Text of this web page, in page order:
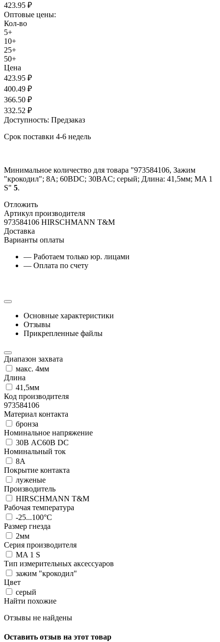
423.95 ₽
Оптовые цены:
Кол-во
5+
10+
25+
50+
Цена
423.95 ₽
400.49 ₽
366.50 ₽
332.52 ₽
Доступность: Предзаказ
Срок поставки 4-6 недель
Минимальное количество для товара "973584106, Зажим
"крокодил"; 8А; 60ВDC; 30ВAC; серый; Длина: 41,5мм; MA 1
S" 5.
Отложить
Артикул производителя
973584106 HIRSCHMANN T&M
Доставка
Варианты оплаты
— Работаем только юр. лицами
— Оплата по счету
Основные характеристики
Отзывы
Прикрепленные файлы
Диапазон захвата
макс. 4мм
Длина
41,5мм
Код производителя
973584106
Материал контакта
бронза
Номинальное напряжение
30В AC60В DC
Номинальный ток
8А
Покрытие контакта
луженые
Производитель
HIRSCHMANN T&M
Рабочая температура
-25...100°C
Размер гнезда
2мм
Серия производителя
MA 1 S
Тип измерительных аксессуаров
зажим "крокодил"
Цвет
серый
Найти похожие
Отзывы не найдены
Оставить отзыв на этот товар